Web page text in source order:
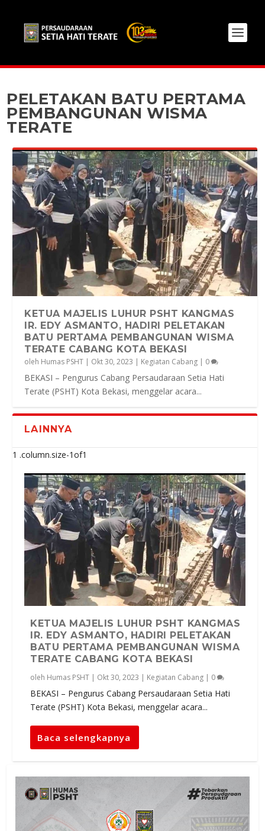
PELETAKAN BATU PERTAMA
PEMBANGUNAN WISMA
TERATE
KETUA MAJELIS LUHUR PSHT KANGMAS
IR. EDY ASMANTO, HADIRI PELETAKAN
BATU PERTAMA PEMBANGUNAN WISMA
TERATE CABANG KOTA BEKASI
oleh Humas PSHT | Okt 30, 2023 | Kegiatan Cabang | 0
BEKASI – Pengurus Cabang Persaudaraan Setia Hati
Terate (PSHT) Kota Bekasi, menggelar acara...
LAINNYA
KETUA MAJELIS LUHUR PSHT KANGMAS
IR. EDY ASMANTO, HADIRI PELETAKAN
BATU PERTAMA PEMBANGUNAN WISMA
TERATE CABANG KOTA BEKASI
oleh Humas PSHT | Okt 30, 2023 | Kegiatan Cabang | 0
BEKASI – Pengurus Cabang Persaudaraan Setia Hati
Terate (PSHT) Kota Bekasi, menggelar acara...
Baca selengkapnya